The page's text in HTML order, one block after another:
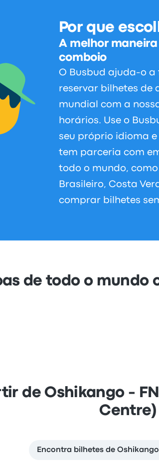
Por que
A melhor
comboio
O Busbud ajuda-o
reservar bilhetes de
mundial com a
horários. Use o
seu próprio idioma e
tem parceria com
todo o mundo, como
Brasileiro, Costa
comprar bilhetes
de todo o mundo
de Oshikango -
Centre)
Encontra bilhetes de